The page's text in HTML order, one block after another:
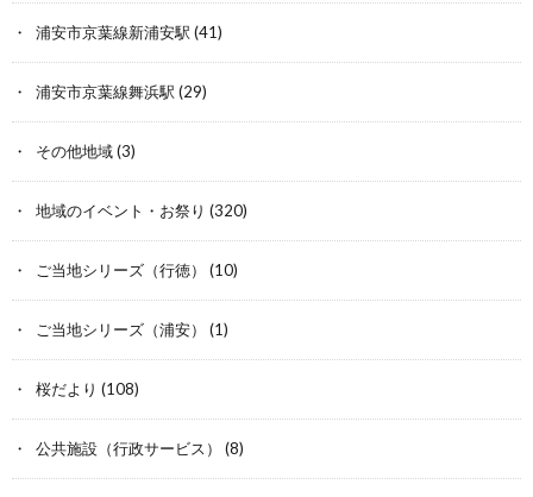
浦安市京葉線新浦安駅 (41)
浦安市京葉線舞浜駅 (29)
その他地域(3)
地域のイベント・お祭り (320)
ご当地シリーズ（行徳） (10)
ご当地シリーズ（浦安） (1)
桜だより (108)
公共施設（行政サービス） (8)